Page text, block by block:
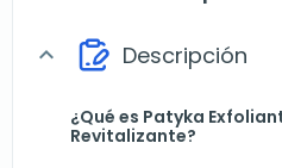
expand_more Descripción
¿Qué es Patyka
Revitalizante?